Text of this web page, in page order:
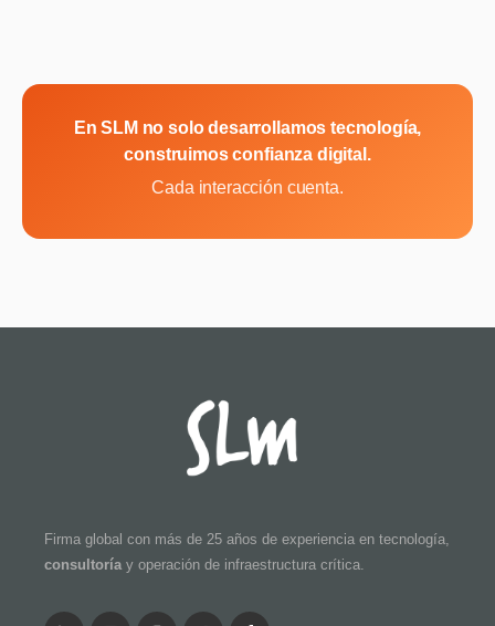
En SLM no solo desarrollamos tecnología,
construimos confianza digital.
Cada interacción cuenta.
Firma global con más de 25 años de experiencia en tecnología,
consultoría y operación de infraestructura crítica.